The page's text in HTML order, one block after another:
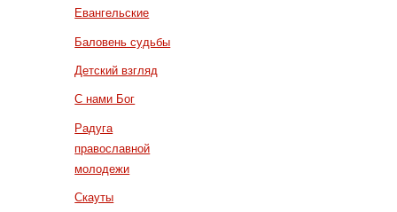
Евангельские
Баловень судьбы
Детский взгляд
С нами Бог
Радуга
православной
молодежи
Скауты